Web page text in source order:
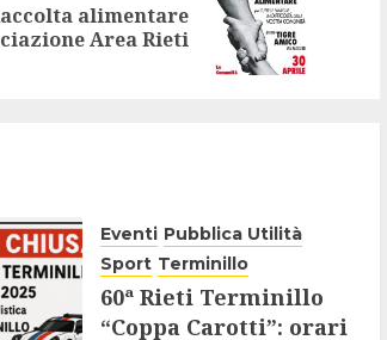
alimentare
Area Rieti
Eventi Pubblica Utilità
Sport Terminillo
60ª Rieti Terminillo
“Coppa Carotti”: orari